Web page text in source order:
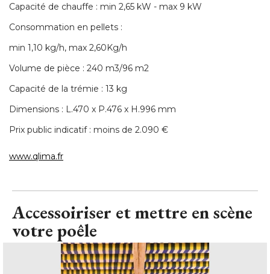
Capacité de chauffe : min 2,65 kW - max 9 kW
Consommation en pellets :
min 1,10 kg/h, max 2,60Kg/h
Volume de pièce : 240 m3/96 m2
Capacité de la trémie : 13 kg
Dimensions : L.470 x P.476 x H.996 mm
Prix public indicatif : moins de 2.090 €
www.qlima.fr
Accessoiriser et mettre en scène
votre poêle